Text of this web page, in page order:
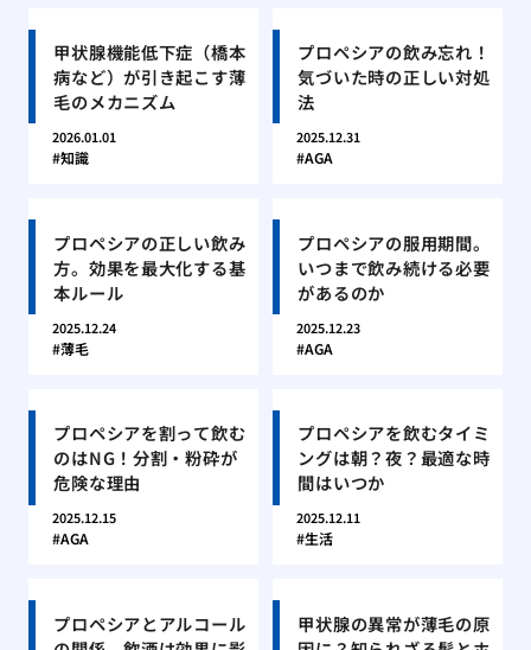
甲状腺機能低下症（橋本
病など）が引き起こす薄
毛のメカニズム
2026.01.01
知識
プロペシアの飲み忘れ！
気づいた時の正しい対処
法
2025.12.31
AGA
プロペシアの正しい飲み
方。効果を最大化する基
本ルール
2025.12.24
薄毛
プロペシアの服用期間。
いつまで飲み続ける必要
があるのか
2025.12.23
AGA
プロペシアを割って飲む
のはNG！分割・粉砕が
危険な理由
2025.12.15
AGA
プロペシアを飲むタイミ
ングは朝？夜？最適な時
間はいつか
2025.12.11
生活
プロペシアとアルコール
甲状腺の異常が薄毛の原